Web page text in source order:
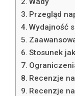
Przegląd
Wydajność
Stosunek
Recenzje
Recenzje